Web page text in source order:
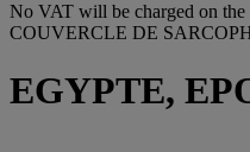
No VAT will be charged on
COUVERCLE DE
EGYPTE,